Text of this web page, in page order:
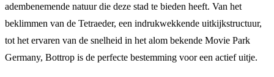
adembenemende natuur die deze stad te bieden heeft. Van het
beklimmen van de Tetraeder, een indrukwekkende uitkijkstructuur,
tot het ervaren van de snelheid in het alom bekende Movie Park
Germany, Bottrop is de perfecte bestemming voor een actief uitje.